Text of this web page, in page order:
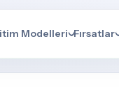
Modelleri Fırsatlar